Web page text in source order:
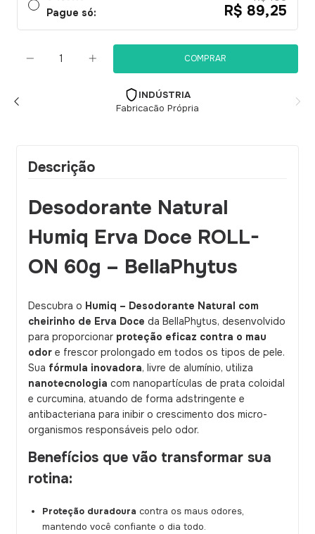
Pague só: R$ 89,25
INDÚSTRIA
Fabricacão Própria
Descrição
Desodorante Natural
Humiq Erva Doce ROLL-
ON 60g – BellaPhytus
Descubra o Humiq – Desodorante Natural com
cheirinho de Erva Doce da BellaPhytus, desenvolvido
para proporcionar proteção eficaz contra o mau
odor e frescor prolongado em todos os tipos de pele.
Sua fórmula inovadora, livre de alumínio, utiliza
nanotecnologia com nanopartículas de prata coloidal
e curcumina, atuando de forma adstringente e
antibacteriana para inibir o crescimento dos micro-
organismos responsáveis pelo odor.
Benefícios que vão transformar sua
rotina:
Proteção duradoura contra os maus odores,
mantendo você confiante o dia todo.